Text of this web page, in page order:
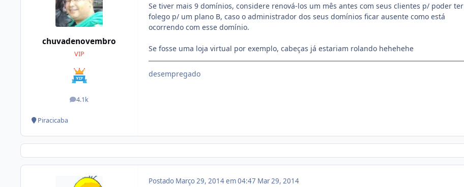
chuvadenovembro
VIP
4.1k
posts
Piracicaba
Se tiver mais 9 domínios, considere renová-los um mês antes com seus clientes p/ poder ter
folego p/ um plano B, caso o administrador dos seus domínios ficar ausente como está
ocorrendo com esse domínio.
Se fosse uma loja virtual por exemplo, cabeças já estariam rolando hehehehe
desempregado
Postado Março 29, 2014 em 04:47 Mar 29, 2014